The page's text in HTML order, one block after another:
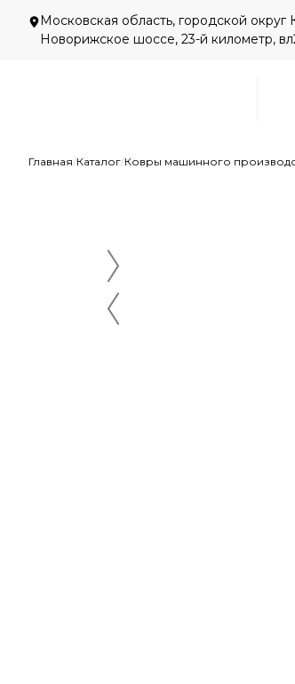
Московская область, городской округ
Новорижское шоссе, 23-й километр,
Главная/Каталог/Ковры машинного